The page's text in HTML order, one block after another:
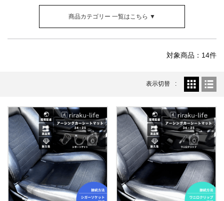
商品カテゴリー 一覧はこちら ▼
対象商品：14件
表示切替